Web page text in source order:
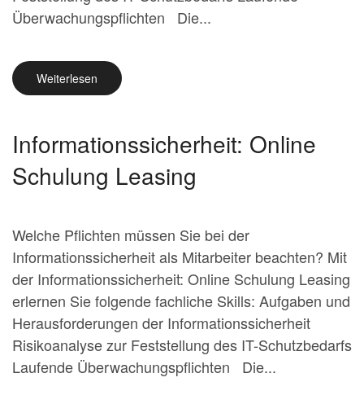
Überwachungspflichten Die...
Weiterlesen
Informationssicherheit: Online
Schulung Leasing
Welche Pflichten müssen Sie bei der
Informationssicherheit als Mitarbeiter beachten? Mit
der Informationssicherheit: Online Schulung Leasing
erlernen Sie folgende fachliche Skills: Aufgaben und
Herausforderungen der Informationssicherheit
Risikoanalyse zur Feststellung des IT-Schutzbedarfs
Laufende Überwachungspflichten Die...